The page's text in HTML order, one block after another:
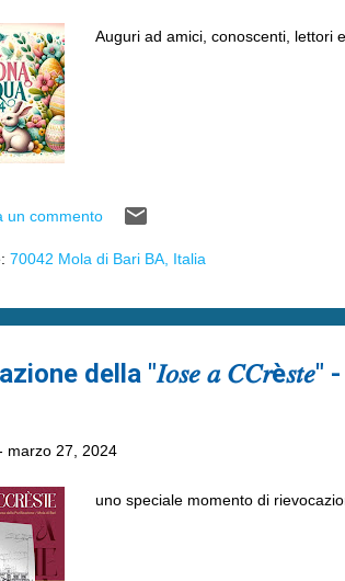
Auguri ad amici, conoscenti, lettori e
un commento
70042 Mola di Bari BA, Italia
della "𝐼𝑜𝑠𝑒 𝑎 𝐶𝐶𝑟è𝑠𝑡𝑒" -
marzo 27, 2024
uno speciale momento di